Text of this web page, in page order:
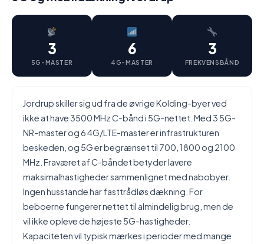
3
5G-MASTER
6
4G-MASTER
3
FREKVENSBÅND
Jordrup skiller sig ud fra de øvrige Kolding-byer ved
ikke at have 3500 MHz C-bånd i 5G-nettet. Med 3 5G-
NR-master og 6 4G/LTE-master er infrastrukturen
beskeden, og 5G er begrænset til 700, 1800 og 2100
MHz. Fraværet af C-båndet betyder lavere
maksimalhastigheder sammenlignet med nabobyer.
Ingen husstande har fasttrådløs dækning. For
beboerne fungerer nettet til almindelig brug, men de
vil ikke opleve de højeste 5G-hastigheder.
Kapaciteten vil typisk mærkes i perioder med mange